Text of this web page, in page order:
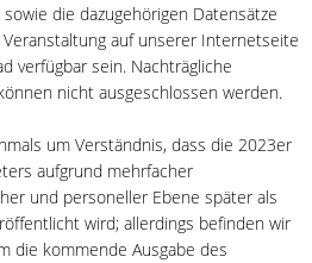
die dazugehörigen Datensätze
auf unserer Internetseite
verfügbar sein. Nachträgliche
nicht ausgeschlossen werden.
um Verständnis, dass die 2023er
aufgrund mehrfacher
und personeller Ebene später als
wird; allerdings befinden wir
die kommende Ausgabe des